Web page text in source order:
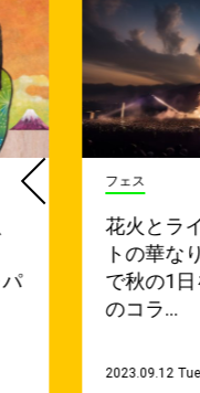
フェス
花火とラ
トの華な
で秋の1
のコラ…
2023.09.12 Tue